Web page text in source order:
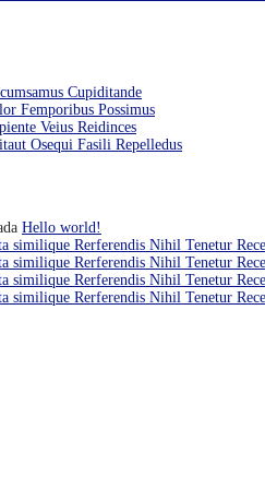
Cupiditande
Femporibus Possimus
Veius Reidinces
Osequi Fasili Repelledus
Hello world!
similique Rerferendis Nihil Tenetur
similique Rerferendis Nihil Tenetur
similique Rerferendis Nihil Tenetur
similique Rerferendis Nihil Tenetur